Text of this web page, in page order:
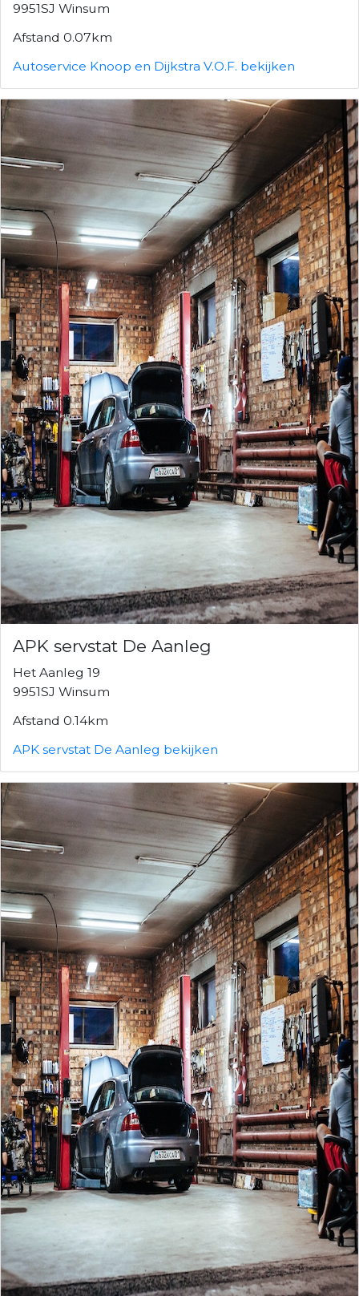
9951SJ Winsum
Afstand 0.07km
Autoservice Knoop en Dijkstra V.O.F. bekijken
APK servstat De Aanleg
Het Aanleg 19
9951SJ Winsum
Afstand 0.14km
APK servstat De Aanleg bekijken